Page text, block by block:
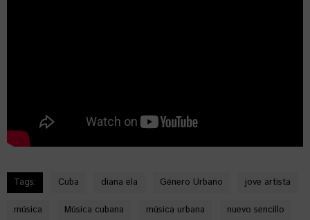
Tags: Cuba diana ela Género Urbano jove artista
música Música cubana música urbana nuevo sencillo